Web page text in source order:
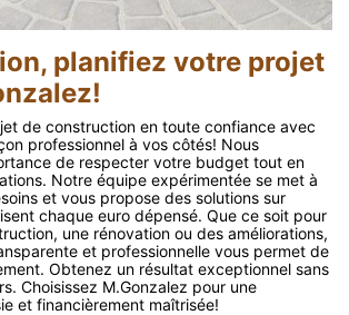
planifiez votre projet
de construction en toute confiance avec
professionnel à vos côtés! Nous
de respecter votre budget tout en
Notre équipe expérimentée se met à
et vous propose des solutions sur
chaque euro dépensé. Que ce soit pour
une rénovation ou des améliorations,
et professionnelle vous permet de
Obtenez un résultat exceptionnel sans
Choisissez M.Gonzalez pour une
et financièrement maîtrisée!